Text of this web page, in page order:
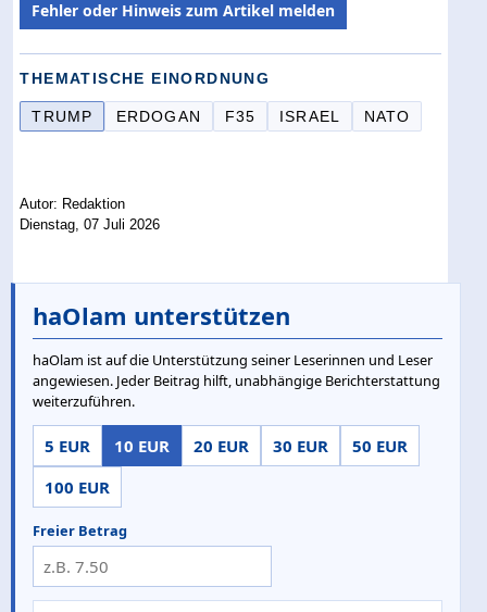
Fehler oder Hinweis zum Artikel melden
THEMATISCHE EINORDNUNG
TRUMP ERDOGAN F35 ISRAEL NATO
Autor: Redaktion
Dienstag, 07 Juli 2026
haOlam unterstützen
haOlam ist auf die Unterstützung seiner Leserinnen und Leser
angewiesen. Jeder Beitrag hilft, unabhängige Berichterstattung
weiterzuführen.
5 EUR 10 EUR 20 EUR 30 EUR
50 EUR
100 EUR
Freier Betrag